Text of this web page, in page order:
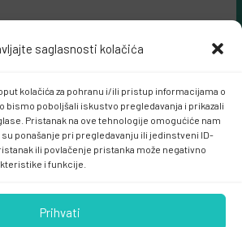
saglasnosti kolačića
kolačića za pohranu i/ili pristup informacijama o
bismo poboljšali iskustvo pregledavanja i prikazali
Pristanak na ove tehnologije omogućiće nam
su ponašanje pri pregledavanju ili jedinstveni ID-
ili povlačenje pristanka može negativno
i funkcije.
Prihvati